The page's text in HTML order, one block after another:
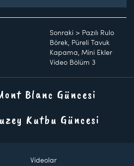
Sonraki > Pazılı Rulo
Börek, Püreli Tavuk
Kapama, Mini Ekler
Video Bölüm 3
Blanc Güncesi
Kutbu Güncesi
Videolar